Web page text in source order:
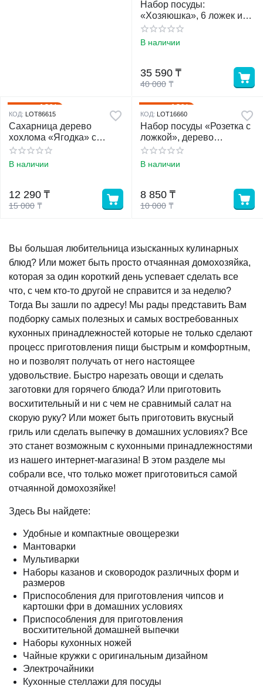
Вы большая любительница изысканных кулинарных
блюд? Или может быть просто отчаянная домохозяйка,
которая за один короткий день успевает сделать все
что, с чем кто-то другой не справится и за неделю?
Тогда Вы зашли по адресу! Мы рады представить Вам
подборку самых полезных и самых востребованных
кухонных принадлежностей которые не только сделают
процесс приготовления пищи быстрым и комфортным,
но и позволят получать от него настоящее
удовольствие. Быстро нарезать овощи и сделать
заготовки для горячего блюда? Или приготовить
восхитительный и ни с чем не сравнимый салат на
скорую руку? Или может быть приготовить вкусный
гриль или сделать выпечку в домашних условиях? Все
это станет возможным с кухонными принадлежностями
из нашего интернет-магазина! В этом разделе мы
собрали все, что только может приготовиться самой
отчаянной домохозяйке!
Здесь Вы найдете:
Удобные и компактные овощерезки
Мантоварки
Мультиварки
Наборы казанов и сковородок различных форм и
размеров
Приспособления для приготовления чипсов и
картошки фри в домашних условиях
Приспособления для приготовления
восхитительной домашней выпечки
Наборы кухонных ножей
Чайные кружки с оригинальным дизайном
Электрочайники
Кухонные стеллажи для посуды
Набор посуды:
«Хозяюшка», 6 ложек и
ваза, 13*9 см, хохлома
дерево
В наличии
40 000 ₸
35 590 ₸
18%
КОД: LOT86615
Сахарница дерево
хохлома «Ягодка» с
ложкой, 10.5*11 см
В наличии
15 000 ₸
12 290 ₸
12%
КОД: LOT16660
Набор посуды «Розетка с
ложкой», дерево
хохлома, 10*4*10 см,
МИКС
В наличии
10 000 ₸
8 850 ₸